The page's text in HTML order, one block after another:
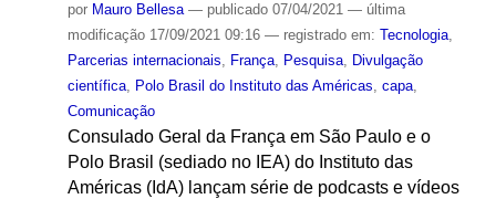
por Mauro Bellesa — publicado07/04/2021 — última
modificação17/09/2021 09:16 — registrado em: Tecnologia,
Parcerias internacionais, França, Pesquisa, Divulgação
científica, Polo Brasil do Instituto das Américas, capa,
Comunicação
Consulado Geral da França em São Paulo e o
Polo Brasil (sediado no IEA) do Instituto das
Américas (IdA) lançam série de podcasts e vídeos